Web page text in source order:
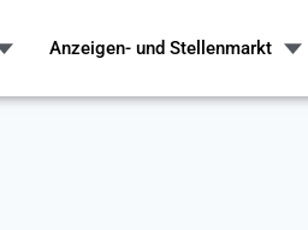
Anzeigen- und Stellenmarkt